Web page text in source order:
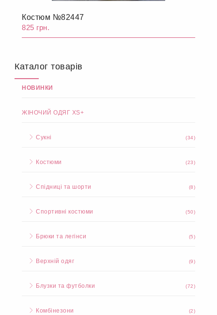
Костюм №82447
825 грн.
Каталог товарів
НОВИНКИ
ЖІНОЧИЙ ОДЯГ XS+
Сукні (34)
Костюми (23)
Спідниці та шорти (8)
Спортивні костюми (50)
Брюки та легінси (5)
Верхній одяг (9)
Блузки та футболки (72)
Комбінезони (2)